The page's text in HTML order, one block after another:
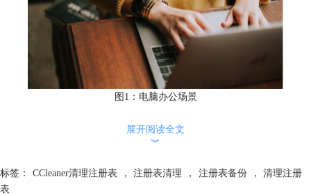
图1：电脑办公场景
二、电脑注册表清理方法有哪些
a.打开电脑，按下“Win+R”键，输入“regedit”，然后按下“Enter”键，打开
电脑注册表。
展开阅读全文
︾
标签： CCleaner清理注册表 ， 注册表清理 ， 注册表备份 ，
清理注册
表